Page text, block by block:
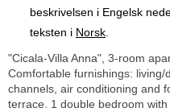
beskrivelsen i Engelsk
teksten i Norsk
"Cicala-Villa Anna", 3-room
Comfortable furnishings:
channels, air conditioning and
terrace. 1 double bedroom